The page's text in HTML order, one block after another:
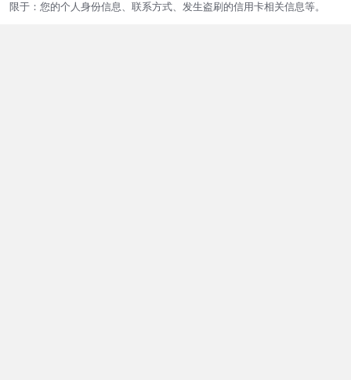
限于：您的个人身份信息、联系方式、发生盗刷的信用卡相关信息等。